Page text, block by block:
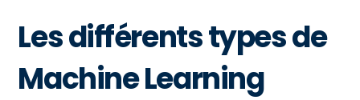
Les différents types de
Machine Learning